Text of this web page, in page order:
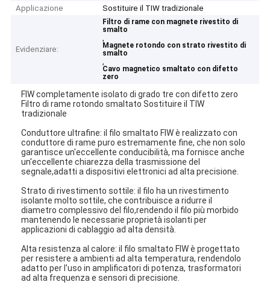
Applicazione
Sostituire il TIW tradizionale
Evidenziare:
Filtro di rame con magnete rivestito di
smalto
,
Magnete rotondo con strato rivestito di
smalto
,
Cavo magnetico smaltato con difetto
zero
FIW completamente isolato di grado tre con difetto zero
Filtro di rame rotondo smaltato Sostituire il TIW
tradizionale
Conduttore ultrafine: il filo smaltato FIW è realizzato con
conduttore di rame puro estremamente fine, che non solo
garantisce un'eccellente conducibilità, ma fornisce anche
un'eccellente chiarezza della trasmissione del
segnale,adatti a dispositivi elettronici ad alta precisione.
Strato di rivestimento sottile: il filo ha un rivestimento
isolante molto sottile, che contribuisce a ridurre il
diametro complessivo del filo,rendendo il filo più morbido
mantenendo le necessarie proprietà isolanti per
applicazioni di cablaggio ad alta densità.
Alta resistenza al calore: il filo smaltato FIW è progettato
per resistere a ambienti ad alta temperatura, rendendolo
adatto per l'uso in amplificatori di potenza, trasformatori
ad alta frequenza e sensori di precisione.